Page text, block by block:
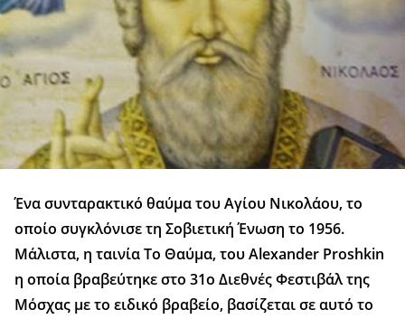
Ένα συνταρακτικό θαύμα του Αγίου Νικολάου, το
οποίο συγκλόνισε τη Σοβιετική Ένωση το 1956.
Μάλιστα, η ταινία Το Θαύμα, του Αlexander Proshkin
η οποία βραβεύτηκε στο 31ο Διεθνές Φεστιβάλ της
Μόσχας με το ειδικό βραβείο, βασίζεται σε αυτό το